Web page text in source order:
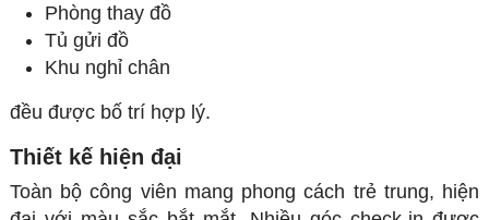
Phòng thay đồ
Tủ gửi đồ
Khu nghỉ chân
đều được bố trí hợp lý.
Thiết kế hiện đại
Toàn bộ công viên mang phong cách trẻ trung, hiện